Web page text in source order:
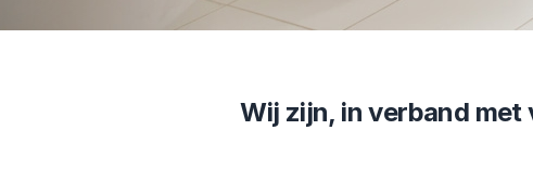
Wij zijn, in verband met